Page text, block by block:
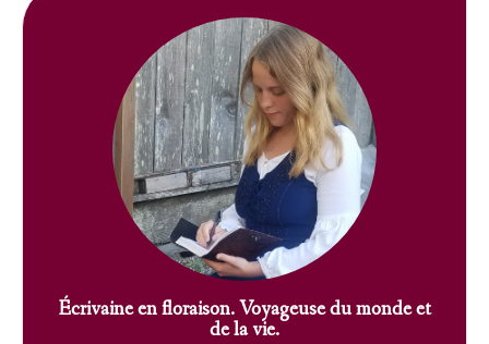
Écrivaine en floraison. Voyageuse du monde et
de la vie.